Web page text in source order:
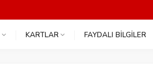
KARTLAR FAYDALI BİLGİLER